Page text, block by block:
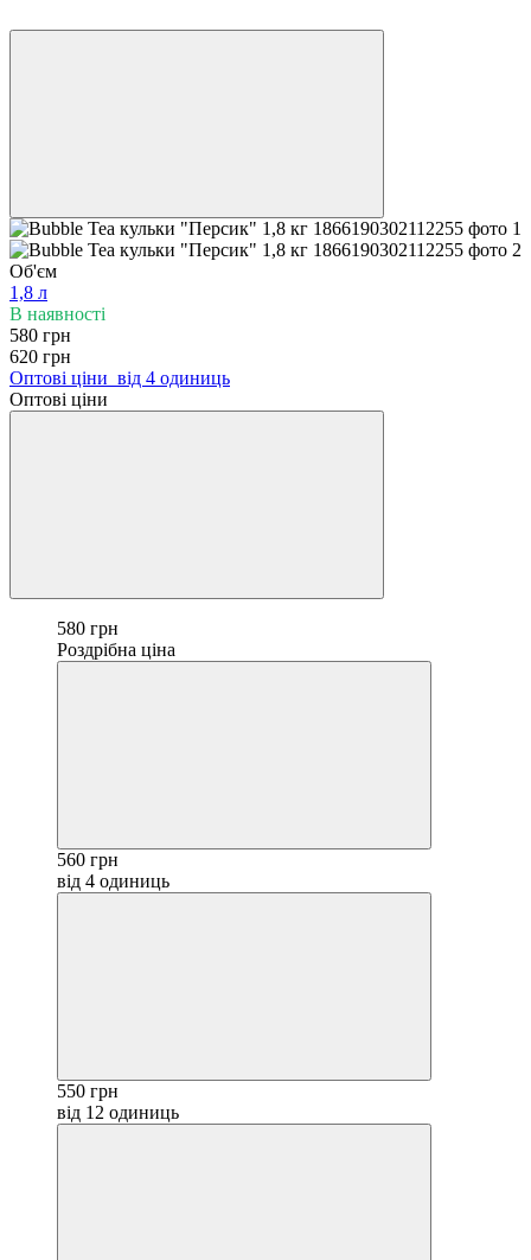
Об'єм
1,8 л
В наявності
580 грн
620 грн
Оптові ціни від 4 одиниць
Оптові ціни
580 грн
Роздрібна ціна
560 грн
від 4 одиниць
550 грн
від 12 одиниць